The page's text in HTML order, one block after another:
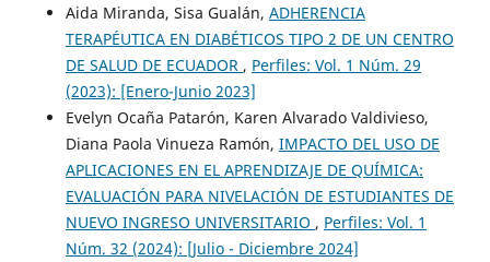
Aida Miranda, Sisa Gualán, ADHERENCIA
TERAPÉUTICA EN DIABÉTICOS TIPO 2 DE UN CENTRO
DE SALUD DE ECUADOR , Perfiles: Vol. 1 Núm. 29
(2023): [Enero-Junio 2023]
Evelyn Ocaña Patarón, Karen Alvarado Valdivieso,
Diana Paola Vinueza Ramón, IMPACTO DEL USO DE
APLICACIONES EN EL APRENDIZAJE DE QUÍMICA:
EVALUACIÓN PARA NIVELACIÓN DE ESTUDIANTES DE
NUEVO INGRESO UNIVERSITARIO , Perfiles: Vol. 1
Núm. 32 (2024): [Julio - Diciembre 2024]